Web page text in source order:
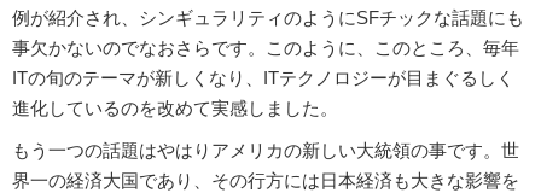
例が紹介され、シンギュラリティのようにSFチックな話題にも
事欠かないのでなおさらです。このように、このところ、毎年
ITの旬のテーマが新しくなり、ITテクノロジーが目まぐるしく
進化しているのを改めて実感しました。
もう一つの話題はやはりアメリカの新しい大統領の事です。世
界一の経済大国であり、その行方には日本経済も大きな影響を